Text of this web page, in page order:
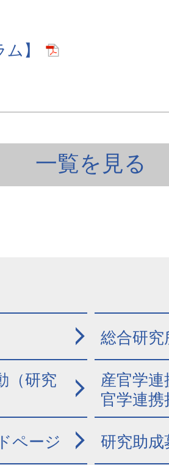
】
一覧を見る
総合研究
（研究
産官学
官学連携
ページ 研究助成